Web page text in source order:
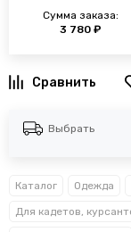
Сумма заказа:
3 780 ₽
Выбрать
Каталог Одежда